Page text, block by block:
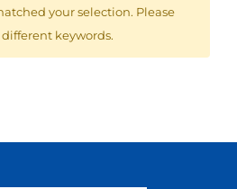
your selection. Please
keywords.